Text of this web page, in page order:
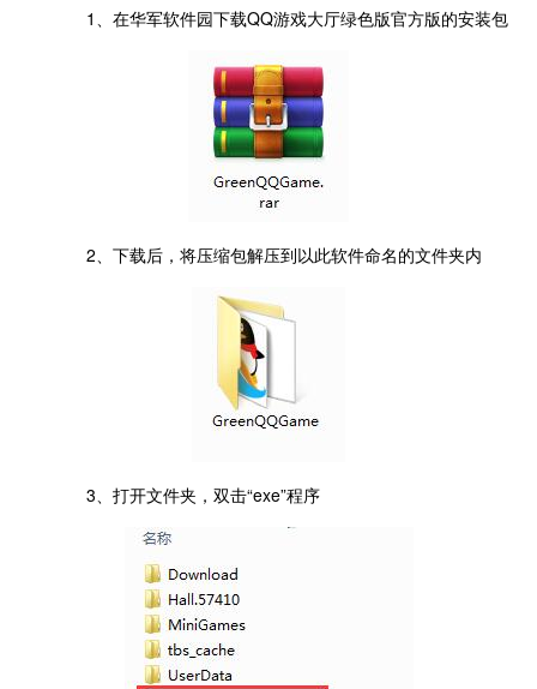
1、在华军软件园下载QQ游戏大厅绿色版官方版的安装包
2、下载后，将压缩包解压到以此软件命名的文件夹内
3、打开文件夹，双击“exe”程序